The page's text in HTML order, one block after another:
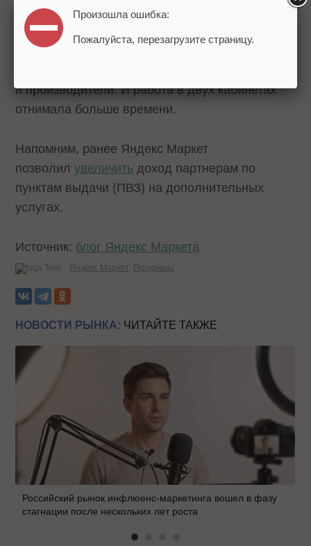
кабинетом производителя.
Нововведение упростит работу, так как многие
и производители. И работа в двух кабинетах
отнимала больше времени.
Напомним, ранее Яндекс Маркет
позволилувеличить доход партнерам по
пунктам выдачи (ПВЗ) на дополнительных
услугах.
Источник: блог Яндекс Маркета
Теги: Яндекс Маркет Продавцы
НОВОСТИ РЫНКА: ЧИТАЙТЕ ТАКЖЕ
Российский рынок инфлюенс-маркетинга вошел в фазу
стагнации после нескольких лет роста
Произошла ошибка:
Пожалуйста, перезагрузите страницу.